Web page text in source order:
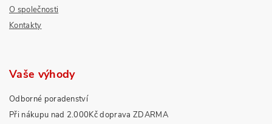
O společnosti
Kontakty
Vaše výhody
Odborné poradenství
Při nákupu nad 2.000Kč doprava ZDARMA